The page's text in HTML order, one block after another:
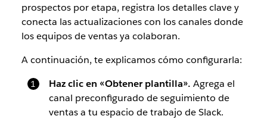
prospectos por etapa, registra los detalles clave y
conecta las actualizaciones con los canales donde
los equipos de ventas ya colaboran.
A continuación, te explicamos cómo configurarla:
Haz clic en «Obtener plantilla». Agrega el
canal preconfigurado de seguimiento de
ventas a tu espacio de trabajo de Slack.